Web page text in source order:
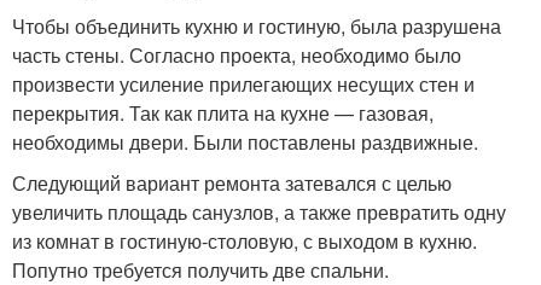
Чтобы объединить кухню и гостиную, была разрушена
часть стены. Согласно проекта, необходимо было
произвести усиление прилегающих несущих стен и
перекрытия. Так как плита на кухне — газовая,
необходимы двери. Были поставлены раздвижные.
Следующий вариант ремонта затевался с целью
увеличить площадь санузлов, а также превратить одну
из комнат в гостиную-столовую, с выходом в кухню.
Попутно требуется получить две спальни.